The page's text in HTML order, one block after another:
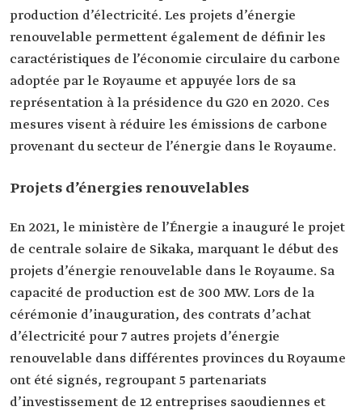
production d’électricité. Les projets d’énergie
renouvelable permettent également de définir les
caractéristiques de l’économie circulaire du carbone
adoptée par le Royaume et appuyée lors de sa
représentation à la présidence du G20 en 2020. Ces
mesures visent à réduire les émissions de carbone
provenant du secteur de l’énergie dans le Royaume.
Projets d’énergies renouvelables
En 2021, le ministère de l’Énergie a inauguré le projet
de centrale solaire de Sikaka, marquant le début des
projets d’énergie renouvelable dans le Royaume. Sa
capacité de production est de 300 MW. Lors de la
cérémonie d’inauguration, des contrats d’achat
d’électricité pour 7 autres projets d’énergie
renouvelable dans différentes provinces du Royaume
ont été signés, regroupant 5 partenariats
d’investissement de 12 entreprises saoudiennes et